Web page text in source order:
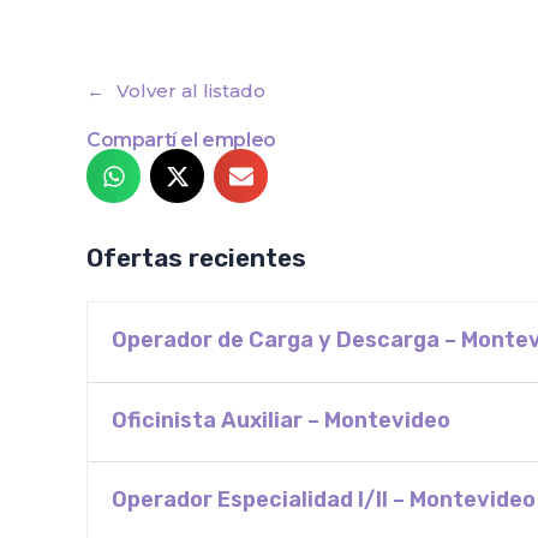
Volver al listado
Compartí el empleo
Ofertas recientes
Operador de Carga y Descarga –
Oficinista Auxiliar – Montevideo
Operador Especialidad I/II – Montevideo